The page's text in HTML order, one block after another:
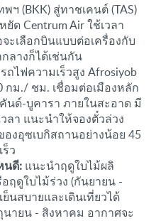
ฯ (BKK) สู่ทาชเคนต์ (TAS)
ด Centrum Air ใช้เวลา
ะเลือกบินแบบต่อเครื่องกับ
ลางก็ได้เช่นกัน
ถไฟความเร็วสูง Afrosiyob
กม./ ชม. เชื่อมต่อเมืองหลัก
นด์-บูคารา ภายในสะอาด มี
ลา แนะนำให้จองตั๋วล่วง
งอุซเบกิสถานอย่างน้อย 45
ว
นดี: แนะนำฤดูใบไม้ผลิ
ดูใบไม้ร่วง (กันยายน -
นสบายและเดินเที่ยวได้
ายน - สิงหาคม อากาศจะ